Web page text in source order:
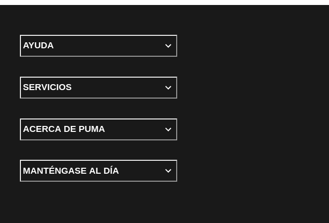
AYUDA
SERVICIOS
ACERCA DE PUMA
MANTÉNGASE AL DÍA